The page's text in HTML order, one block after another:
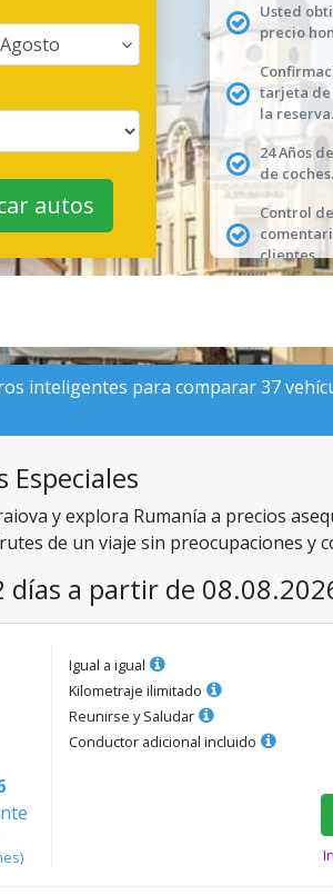
Agosto
autos
Usted
precio
tarjeta
la reserva.
24 Años
de coches.
Control
clientes.
inteligentes para comparar 37
y explora Rumanía a precios
de un viaje sin preocupaciones y
días a partir de
)
Igual a igual
Kilometraje ilimitado
Reunirse y Saludar
Conductor adicional incluido